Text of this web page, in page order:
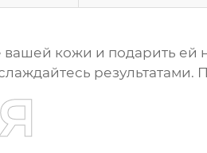
вашей кожи и подарить ей
результатами.